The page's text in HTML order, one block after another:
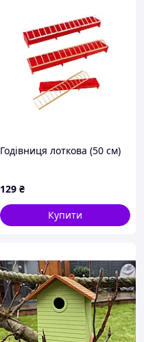
Годівниця лоткова (50 см)
129 ₴
Купити